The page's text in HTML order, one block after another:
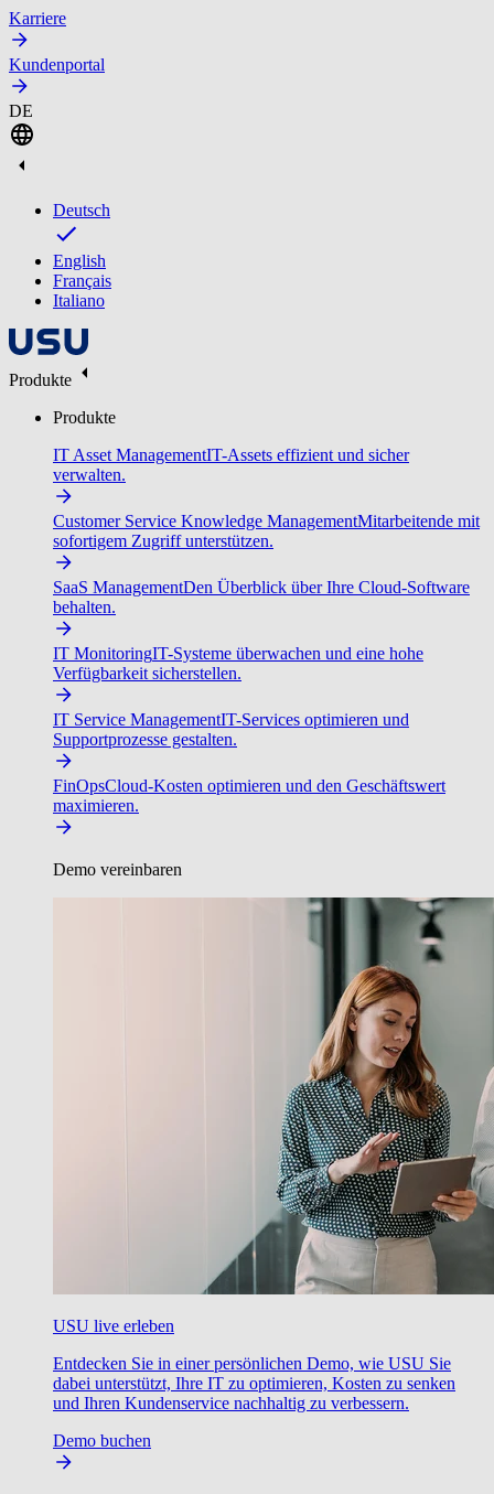
Karriere
Kundenportal
DE
Deutsch
English
Français
Italiano
Produkte
Produkte
IT Asset ManagementIT-Assets effizient und sicher
verwalten.
Customer Service Knowledge ManagementMitarbeitende mit
sofortigem Zugriff unterstützen.
SaaS ManagementDen Überblick über Ihre Cloud-Software
behalten.
IT MonitoringIT-Systeme überwachen und eine hohe
Verfügbarkeit sicherstellen.
IT Service ManagementIT-Services optimieren und
Supportprozesse gestalten.
FinOpsCloud-Kosten optimieren und den Geschäftswert
maximieren.
Demo vereinbaren
USU live erleben
Entdecken Sie in einer persönlichen Demo, wie USU Sie
dabei unterstützt, Ihre IT zu optimieren, Kosten zu senken
und Ihren Kundenservice nachhaltig zu verbessern.
Demo buchen